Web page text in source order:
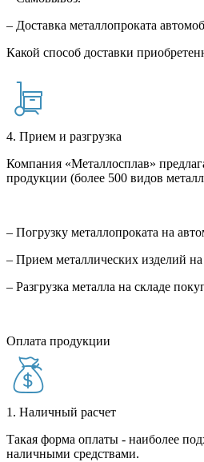
– Доставка металлопроката
Какой способ доставки
4. Прием и разгрузка
Компания «Металлосплав»
продукции (более 500 видов
– Погрузку металлопроката на
– Прием металлических изделий на
– Разгрузка металла на складе
Оплата продукции
1. Наличный расчет
Такая форма оплаты - наиболее
наличными средствами.